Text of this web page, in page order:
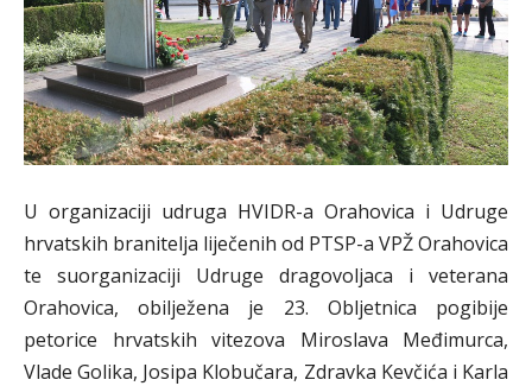
U organizaciji udruga HVIDR-a Orahovica i Udruge
hrvatskih branitelja liječenih od PTSP-a VPŽ Orahovica
te suorganizaciji Udruge dragovoljaca i veterana
Orahovica, obilježena je 23. Obljetnica pogibije
petorice hrvatskih vitezova Miroslava Međimurca,
Vlade Golika, Josipa Klobučara, Zdravka Kevčića i Karla